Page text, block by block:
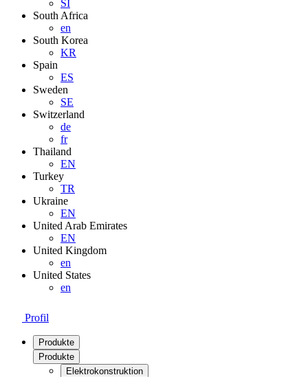
SI
South Africa
en
South Korea
KR
Spain
ES
Sweden
SE
Switzerland
de
fr
Thailand
EN
Turkey
TR
Ukraine
EN
United Arab Emirates
EN
United Kingdom
en
United States
en
Profil
Produkte
Produkte
Elektrokonstruktion